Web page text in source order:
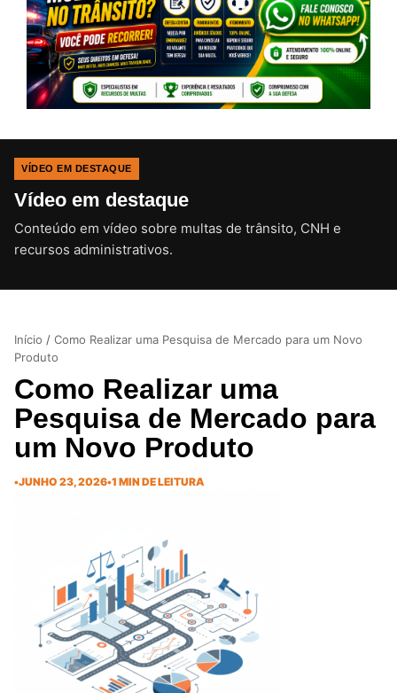
VÍDEO EM DESTAQUE
Vídeo em destaque
Conteúdo em vídeo sobre multas de trânsito, CNH e
recursos administrativos.CLIQUE PARA ATIVAR O SOM
Início / Como Realizar uma Pesquisa de Mercado para um Novo
Produto
Como Realizar uma
Pesquisa de Mercado para
um Novo Produto
•JUNHO 23, 2026•1 MIN DE LEITURA